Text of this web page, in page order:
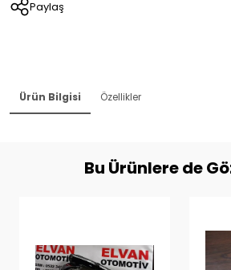
Paylaş
Ürün Bilgisi Özellikler
Bu Ürünlere de